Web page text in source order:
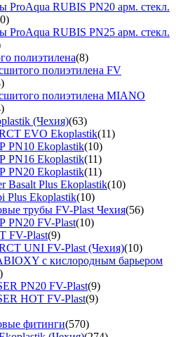
ProAqua RUBIS PN20 арм. стекл.
ProAqua RUBIS PN25 арм. стекл.
полиэтилена(8)
полиэтилена FV
полиэтилена MIANO
(Чехия)(63)
EVO Ekoplastik(11)
PN10 Ekoplastik(10)
PN16 Ekoplastik(11)
PN20 Ekoplastik(11)
Basalt Plus Ekoplastik(10)
Plus Ekoplastik(10)
трубы FV-Plast Чехия(56)
PN20 FV-Plast(10)
FV-Plast(9)
UNI FV-Plast (Чехия)(10)
с кислородным барьером
PN20 FV-Plast(9)
HOT FV-Plast(9)
фитинги(570)